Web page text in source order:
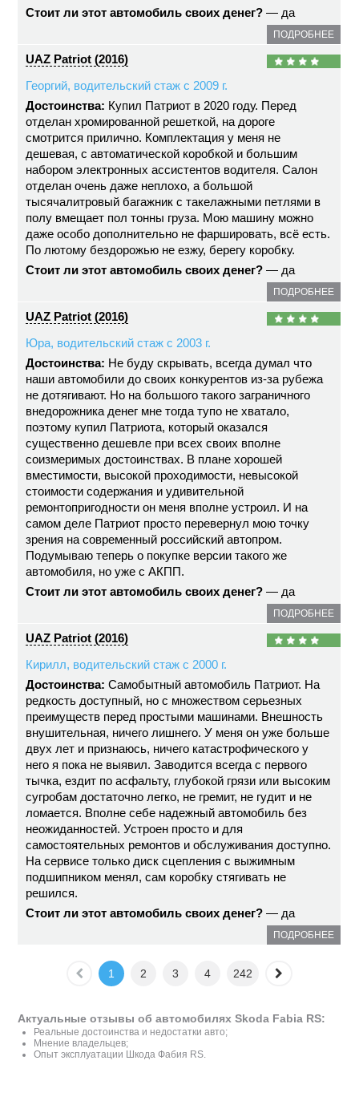
Стоит ли этот автомобиль своих денег? — да
ПОДРОБНЕЕ
UAZ Patriot (2016)
Георгий, водительский стаж с 2009 г.
Достоинства: Купил Патриот в 2020 году. Перед
отделан хромированной решеткой, на дороге
смотрится прилично. Комплектация у меня не
дешевая, с автоматической коробкой и большим
набором электронных ассистентов водителя. Салон
отделан очень даже неплохо, а большой
тысячалитровый багажник с такелажными петлями в
полу вмещает пол тонны груза. Мою машину можно
даже особо дополнительно не фаршировать, всё есть.
По лютому бездорожью не езжу, берегу коробку.
Стоит ли этот автомобиль своих денег? — да
ПОДРОБНЕЕ
UAZ Patriot (2016)
Юра, водительский стаж с 2003 г.
Достоинства: Не буду скрывать, всегда думал что
наши автомобили до своих конкурентов из-за рубежа
не дотягивают. Но на большого такого заграничного
внедорожника денег мне тогда тупо не хватало,
поэтому купил Патриота, который оказался
существенно дешевле при всех своих вполне
соизмеримых достоинствах. В плане хорошей
вместимости, высокой проходимости, невысокой
стоимости содержания и удивительной
ремонтопригодности он меня вполне устроил. И на
самом деле Патриот просто перевернул мою точку
зрения на современный российский автопром.
Подумываю теперь о покупке версии такого же
автомобиля, но уже с АКПП.
Стоит ли этот автомобиль своих денег? — да
ПОДРОБНЕЕ
UAZ Patriot (2016)
Кирилл, водительский стаж с 2000 г.
Достоинства: Самобытный автомобиль Патриот. На
редкость доступный, но с множеством серьезных
преимуществ перед простыми машинами. Внешность
внушительная, ничего лишнего. У меня он уже больше
двух лет и признаюсь, ничего катастрофического у
него я пока не выявил. Заводится всегда с первого
тычка, ездит по асфальту, глубокой грязи или высоким
сугробам достаточно легко, не гремит, не гудит и не
ломается. Вполне себе надежный автомобиль без
неожиданностей. Устроен просто и для
самостоятельных ремонтов и обслуживания доступно.
На сервисе только диск сцепления с выжимным
подшипником менял, сам коробку стягивать не
решился.
Стоит ли этот автомобиль своих денег? — да
ПОДРОБНЕЕ
1 2 3 4 242
Актуальные отзывы об автомобилях Skoda Fabia RS:
Реальные достоинства и недостатки авто;
Мнение владельцев;
Опыт эксплуатации Шкода Фабия RS.